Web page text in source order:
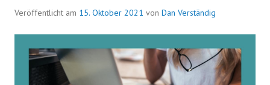
Veröffentlicht am 15. Oktober 2021 von Dan Verständig